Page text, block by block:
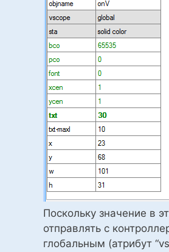
Поскольку значение в
отправлять с
глобальным (атрибут